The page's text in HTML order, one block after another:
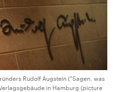
Rudolf Augstein ("Sagen, was
in Hamburg (picture